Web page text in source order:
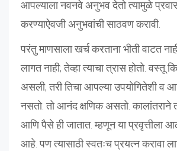
आपल्याला नवनवे अनुभव देतो त्यामुळे
करण्याऐवजी अनुभवांची साठवण करावी.
परंतु माणसाला खर्च करताना भीती वाटत
लागत नाही; तेव्हा त्याचा त्रास होतो. वस्तू
असली; तरी तिचा आपल्या उपयोगितेशी व
नसतो. तो आनंद क्षणिक असतो. कालांतराने
आणि पैसे ही जातात. म्हणून या प्रवृत्तीला
आहे. पण त्यासाठी स्वतःच प्रयत्न करावा